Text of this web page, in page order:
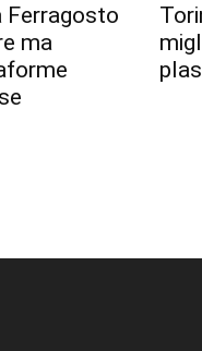
Ferragosto
ma